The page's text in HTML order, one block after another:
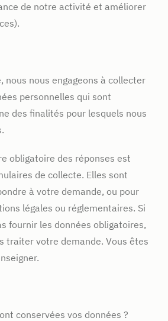
de notre activité et améliorer
nous nous engageons à collecter
personnelles qui sont
des finalités pour lesquels nous
obligatoire des réponses est
de collecte. Elles sont
à votre demande, ou pour
légales ou réglementaires. Si
fournir les données obligatoires,
traiter votre demande. Vous êtes
conservées vos données ?